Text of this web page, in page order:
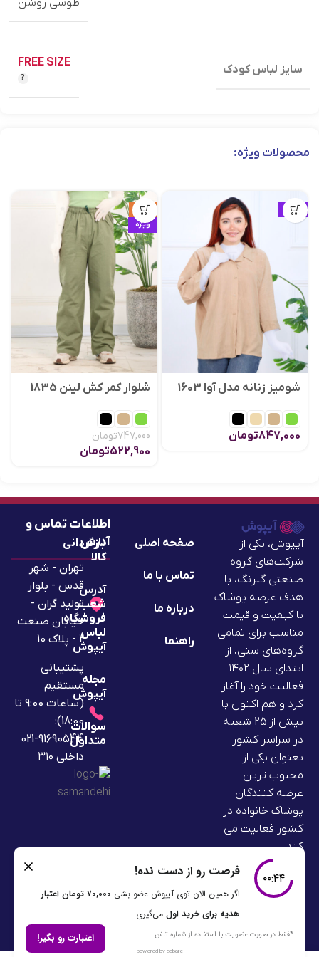
سایز لباس کودک
FREE SIZE
محصولات ویژه:
ویژه
شومیز زنانه مدل آوا 1603
847,000تومان
حراج
ویژه
شلوار کمر کش لینن 1835
747,000تومان
522,900تومان
آیپوش، یکی از
شرکت‌های گروه
صنعتی گلرنگ، با
هدف عرضه پوشاک
با کیفیت و قیمت
مناسب برای تمامی
گروه‌های سنی، از
ابتدای سال ۱۴۰۲
فعالیت خود را آغاز
کرد و هم اکنون با
بیش از 25 شعبه
در سراسر کشور
بعنوان یکی از
محبوب ترین
عرضه کنندگان
پوشاک خانواده در
کشور فعالیت می
کند.
صفحه اصلی
تماس با ما
درباره ما
راهنما
بازگردانی
کالا
آدرس
شعب
فروشگاه
لباس
آیپوش
مجله
آیپوش
سوالات
متداول
تهران - شهر
قدس - بلوار
تولید گران -
خیابان صنعت
2 - پلاک 10
پشتیبانی
مستقیم
(ساعات 9:00 تا
18:00):
91690544-021
داخلی ۳۱۰
اطلاعات تماس و
آدرس